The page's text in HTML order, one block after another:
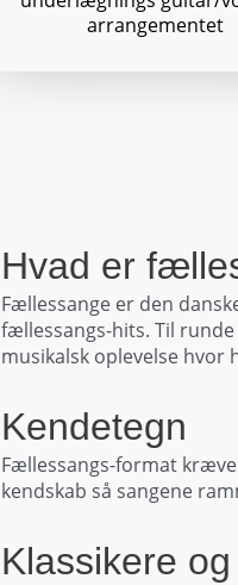
arrangementet
Hvad er
Fællessange er den
fællessangs-hits. Til
musikalsk oplevelse hvor
Kendetegn
Fællessangs-format
kendskab så sangene
Klassikere